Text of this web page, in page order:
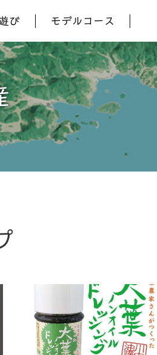
び モデルコース